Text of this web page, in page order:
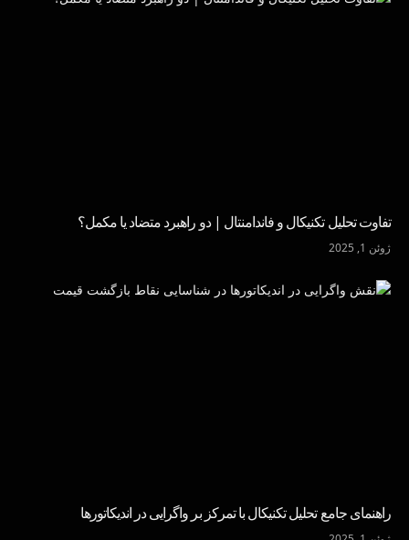
تفاوت تحلیل تکنیکال و فاندامنتال | دو راهبرد متضاد یا مکمل؟
ژوئن 1, 2025
راهنمای جامع تحلیل تکنیکال با تمرکز بر واگرایی در اندیکاتورها